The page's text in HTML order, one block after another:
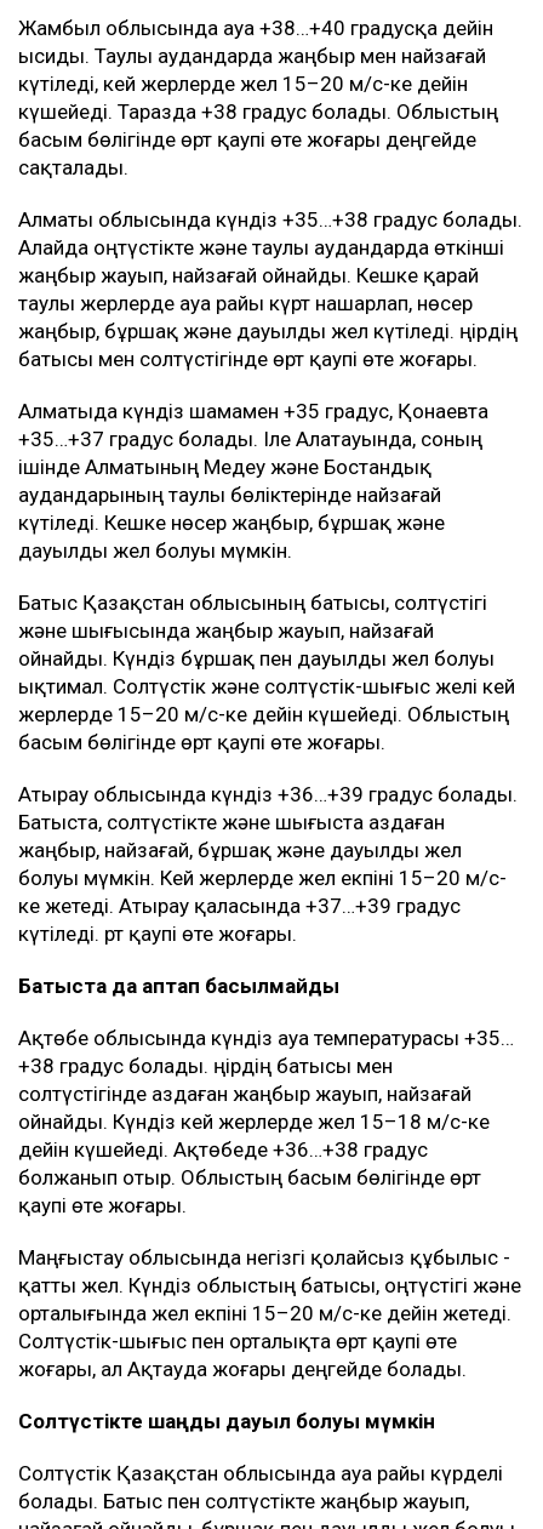
Жамбыл облысында ауа +38…+40 градусқа дейін
ысиды. Таулы аудандарда жаңбыр мен найзағай
күтіледі, кей жерлерде жел 15–20 м/с-ке дейін
күшейеді. Таразда +38 градус болады. Облыстың
басым бөлігінде өрт қаупі өте жоғары деңгейде
сақталады.
Алматы облысында күндіз +35…+38 градус болады.
Алайда оңтүстікте және таулы аудандарда өткінші
жаңбыр жауып, найзағай ойнайды. Кешке қарай
таулы жерлерде ауа райы күрт нашарлап, нөсер
жаңбыр, бұршақ және дауылды жел күтіледі. Өңірдің
батысы мен солтүстігінде өрт қаупі өте жоғары.
Алматыда күндіз шамамен +35 градус, Қонаевта
+35…+37 градус болады. Іле Алатауында, соның
ішінде Алматының Медеу және Бостандық
аудандарының таулы бөліктерінде найзағай
күтіледі. Кешке нөсер жаңбыр, бұршақ және
дауылды жел болуы мүмкін.
Батыс Қазақстан облысының батысы, солтүстігі
және шығысында жаңбыр жауып, найзағай
ойнайды. Күндіз бұршақ пен дауылды жел болуы
ықтимал. Солтүстік және солтүстік-шығыс желі кей
жерлерде 15–20 м/с-ке дейін күшейеді. Облыстың
басым бөлігінде өрт қаупі өте жоғары.
Атырау облысында күндіз +36…+39 градус болады.
Батыста, солтүстікте және шығыста аздаған
жаңбыр, найзағай, бұршақ және дауылды жел
болуы мүмкін. Кей жерлерде жел екпіні 15–20 м/с-
ке жетеді. Атырау қаласында +37…+39 градус
күтіледі. Өрт қаупі өте жоғары.
Батыста да аптап басылмайды
Ақтөбе облысында күндіз ауа температурасы +35…
+38 градус болады. Өңірдің батысы мен
солтүстігінде аздаған жаңбыр жауып, найзағай
ойнайды. Күндіз кей жерлерде жел 15–18 м/с-ке
дейін күшейеді. Ақтөбеде +36…+38 градус
болжанып отыр. Облыстың басым бөлігінде өрт
қаупі өте жоғары.
Маңғыстау облысында негізгі қолайсыз құбылыс -
қатты жел. Күндіз облыстың батысы, оңтүстігі және
орталығында жел екпіні 15–20 м/с-ке дейін жетеді.
Солтүстік-шығыс пен орталықта өрт қаупі өте
жоғары, ал Ақтауда жоғары деңгейде болады.
Солтүстікте шаңды дауыл болуы мүмкін
Солтүстік Қазақстан облысында ауа райы күрделі
болады. Батыс пен солтүстікте жаңбыр жауып,